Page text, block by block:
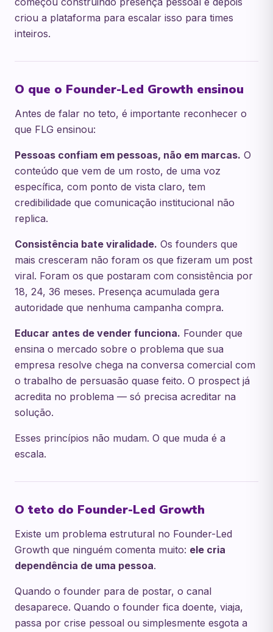
criou a plataforma para escalar isso para times
inteiros.
O que o Founder-Led Growth ensinou
Antes de falar no teto, é importante reconhecer o
que FLG ensinou:
Pessoas confiam em pessoas, não em marcas. O
conteúdo que vem de um rosto, de uma voz
específica, com ponto de vista claro, tem
credibilidade que comunicação institucional não
replica.
Consistência bate viralidade. Os founders que
mais cresceram não foram os que fizeram um post
viral. Foram os que postaram com consistência por
18, 24, 36 meses. Presença acumulada gera
autoridade que nenhuma campanha compra.
Educar antes de vender funciona. Founder que
ensina o mercado sobre o problema que sua
empresa resolve chega na conversa comercial com
o trabalho de persuasão quase feito. O prospect já
acredita no problema — só precisa acreditar na
solução.
Esses princípios não mudam. O que muda é a
escala.
O teto do Founder-Led Growth
Existe um problema estrutural no Founder-Led
Growth que ninguém comenta muito: ele cria
dependência de uma pessoa.
Quando o founder para de postar, o canal
desaparece. Quando o founder fica doente, viaja,
passa por crise pessoal ou simplesmente esgota a